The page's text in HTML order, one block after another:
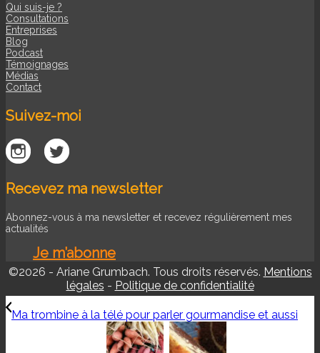
Qui suis-je ?
Consultations
Entreprises
Blog
Podcast
Témoignages
Médias
Contact
Suivez-moi
Recevez ma newsletter
Abonnez-vous à ma newsletter et recevez régulièrement mes
actualités
Je m’abonne
©2026 - Ariane Grumbach. Tous droits réservés. Mentions
légales - Politique de confidentialité
Ma trombine à la télé pour parler gourmandise et aussi